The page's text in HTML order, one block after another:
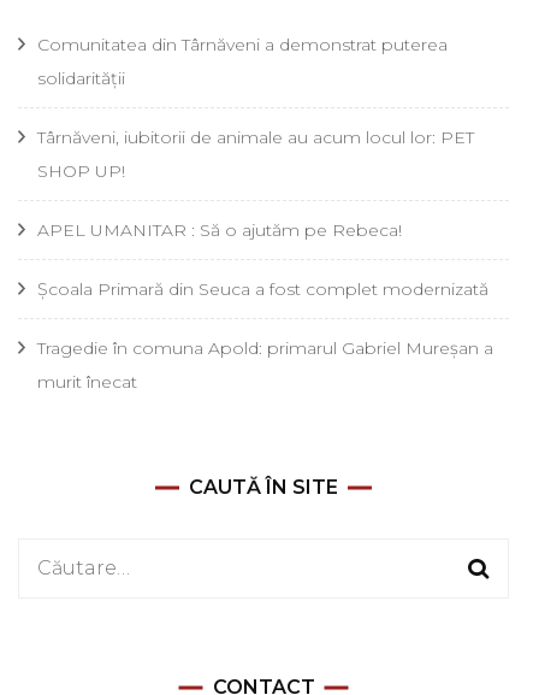
Comunitatea din Târnăveni a demonstrat puterea
solidarității
Târnăveni, iubitorii de animale au acum locul lor: PET
SHOP UP!
APEL UMANITAR : Să o ajutăm pe Rebeca!
Școala Primară din Seuca a fost complet modernizată
Tragedie în comuna Apold: primarul Gabriel Mureșan a
murit înecat
CAUTĂ ÎN SITE
Caută
CONTACT